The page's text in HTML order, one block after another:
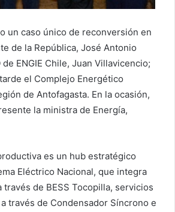
un caso único de reconversión en
de la República, José Antonio
de ENGIE Chile, Juan Villavicencio;
el Complejo Energético
de Antofagasta. En la ocasión,
la ministra de Energía,
es un hub estratégico
Eléctrico Nacional, que integra
través de BESS Tocopilla, servicios
través de Condensador Síncrono e